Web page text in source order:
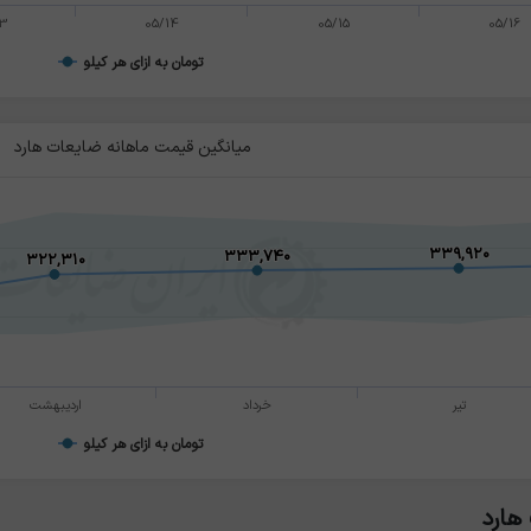
تومان به ازای هر کیلو
05/14 05/15 05/16
میانگین قیمت ماهانه ضایعات هارد
۳۲۲,۳۱۰
۳۲۲,۳۱۰ ۳۳۳,۷۴۰
۳۳۳,۷۴۰ ۳۳۹,۹۲۰
۳۳۹,۹۲۰
تومان به ازای هر کیلو
اردیبهشت خرداد تیر